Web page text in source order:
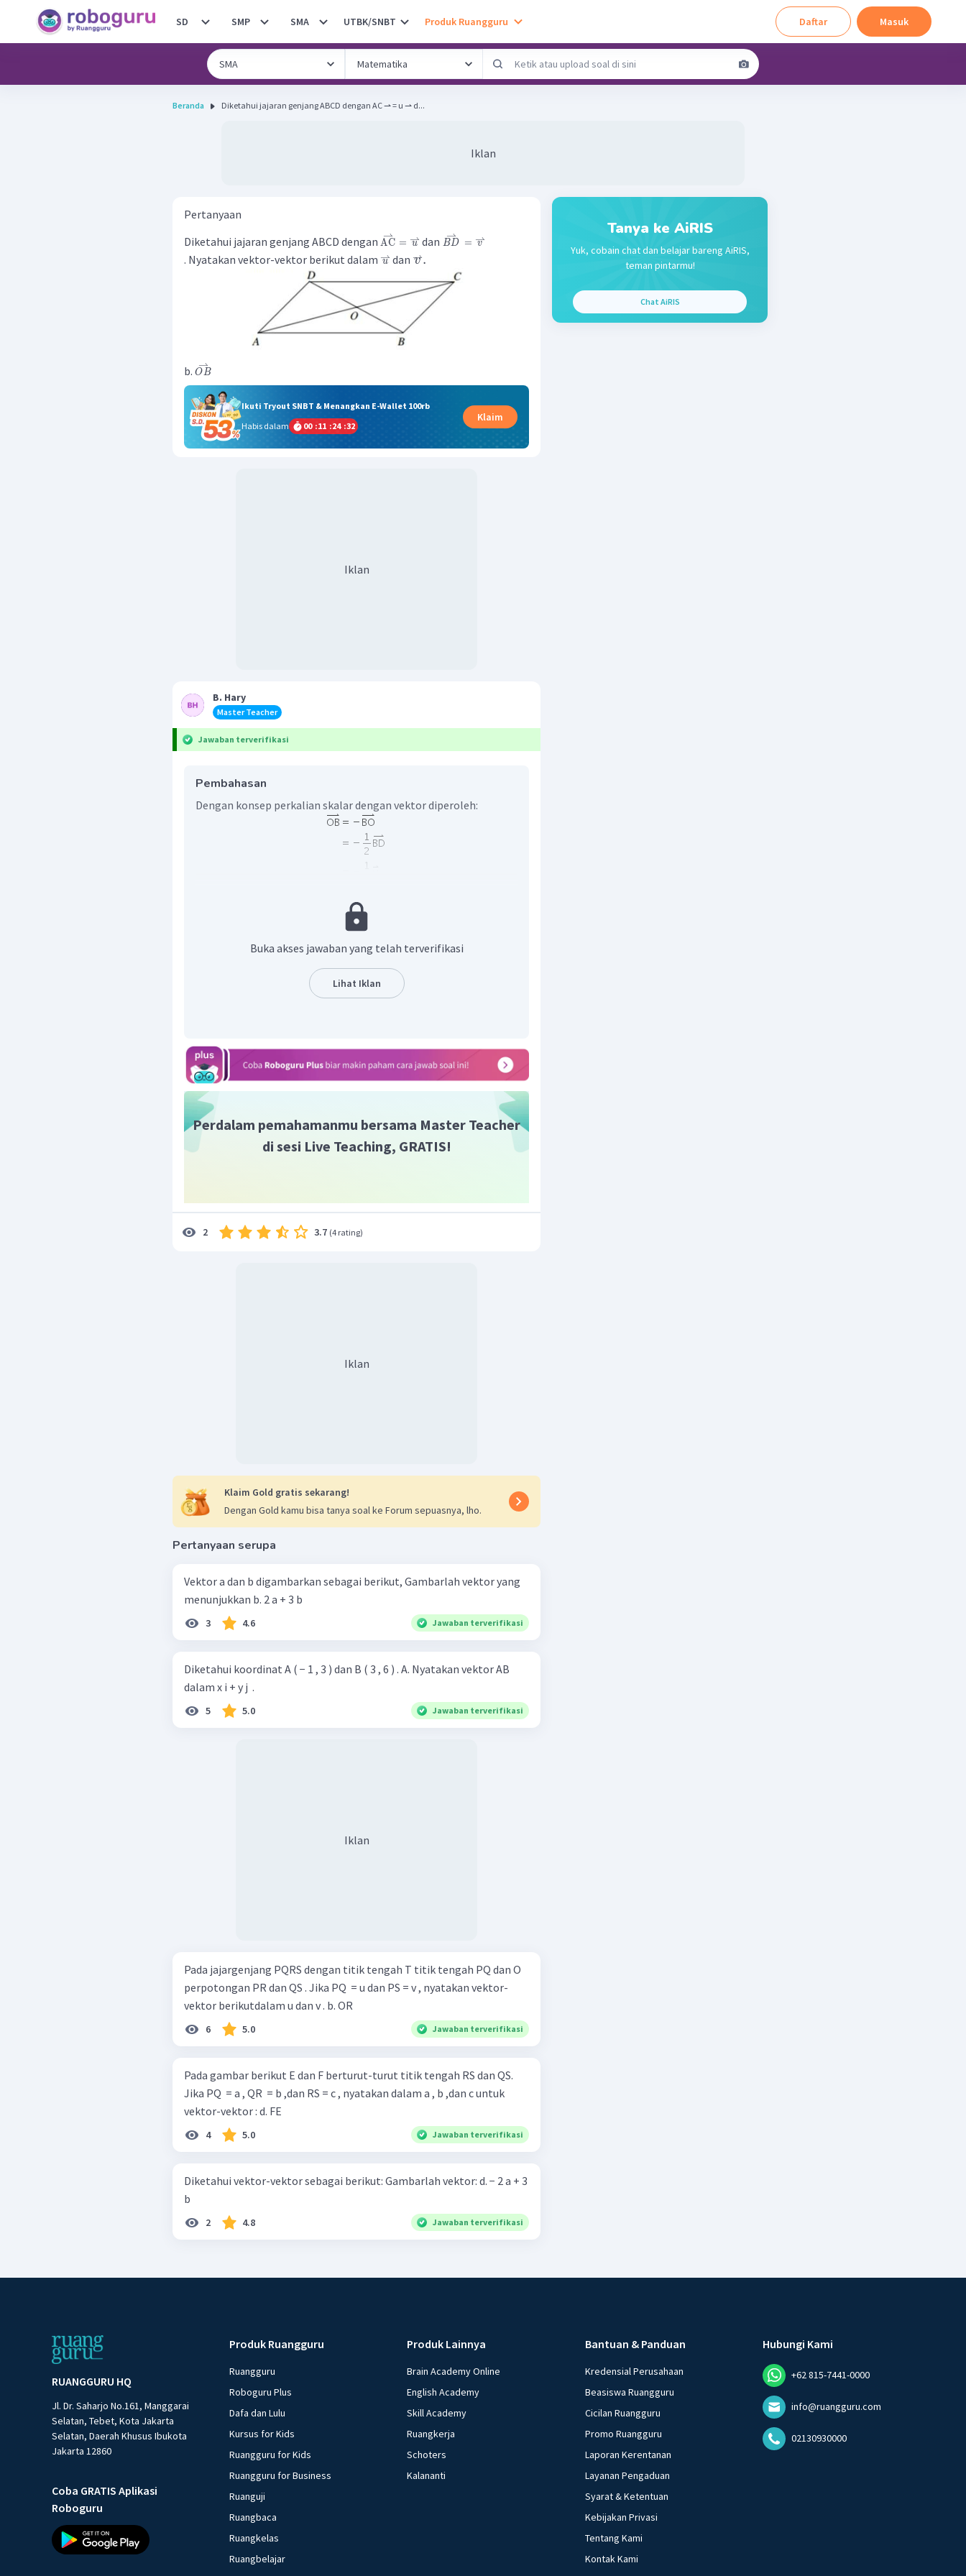
SD SMP SMA UTBK/SNBT Produk Ruangguru Daftar Masuk
Beranda Diketahui jajaran genjang ABCD dengan AC ⇀ = u ⇀ d...
Iklan
Pertanyaan
Diketahui jajaran genjang ABCD dengan AC =
u dan BD
= v
. Nyatakan vektor-vektor berikut dalam u dan v .
b. OB
Ikuti Tryout SNBT & Menangkan E-Wallet 100rb
Habis dalam
00 :11 :24 :31
Klaim
Iklan
B. Hary
Master Teacher
Jawaban terverifikasi
Pembahasan
Dengan konsep perkalian skalar dengan vektor diperoleh:
Buka akses jawaban yang telah terverifikasi
Lihat Iklan
Perdalam pemahamanmu bersama Master Teacher
di sesi Live Teaching, GRATIS!
2 3.7 (4 rating)
Iklan
Klaim Gold gratis sekarang!
Dengan Gold kamu bisa tanya soal ke Forum sepuasnya, lho.
Pertanyaan serupa
Vektor a dan b digambarkan sebagai berikut, Gambarlah vektor yang
menunjukkan b. 2 a + 3 b
3 4.6 Jawaban terverifikasi
Diketahui koordinat A ( − 1 , 3 ) dan B ( 3 , 6 ) . A. Nyatakan vektor AB
dalam x i + y j ​ .
5 5.0 Jawaban terverifikasi
Iklan
Pada jajargenjang PQRS dengan titik tengah T titik tengah PQ dan O
perpotongan PR dan QS . Jika PQ ​ = u dan PS = v , nyatakan vektor-
vektor berikutdalam u dan v . b. OR
6 5.0 Jawaban terverifikasi
Pada gambar berikut E dan F berturut-turut titik tengah RS dan QS.
Jika PQ ​ = a , QR ​ = b ,dan RS = c , nyatakan dalam a , b ,dan c untuk
vektor-vektor : d. FE
4 5.0 Jawaban terverifikasi
Diketahui vektor-vektor sebagai berikut: Gambarlah vektor: d. − 2 a + 3
b
2 4.8 Jawaban terverifikasi
Tanya ke AiRIS
Yuk, cobain chat dan belajar bareng AiRIS,
teman pintarmu!
Chat AiRIS
RUANGGURU HQ
Jl. Dr. Saharjo No.161, Manggarai
Selatan, Tebet, Kota Jakarta
Selatan, Daerah Khusus Ibukota
Jakarta 12860
Coba GRATIS Aplikasi
Roboguru
Produk Ruangguru
Ruangguru
Roboguru Plus
Dafa dan Lulu
Kursus for Kids
Ruangguru for Kids
Ruangguru for Business
Ruanguji
Ruangbaca
Ruangkelas
Ruangbelajar
Produk Lainnya
Brain Academy Online
English Academy
Skill Academy
Ruangkerja
Schoters
Kalananti
Bantuan & Panduan
Kredensial Perusahaan
Beasiswa Ruangguru
Cicilan Ruangguru
Promo Ruangguru
Laporan Kerentanan
Layanan Pengaduan
Syarat & Ketentuan
Kebijakan Privasi
Tentang Kami
Kontak Kami
Hubungi Kami
+62 815-7441-0000
info@ruangguru.com
02130930000